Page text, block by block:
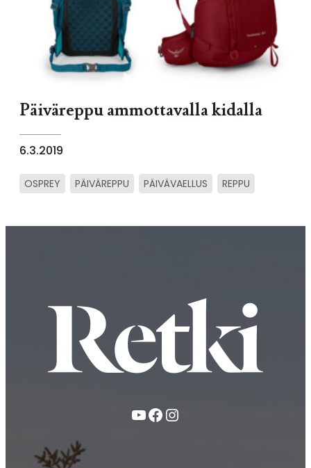
Päiväreppu ammottavalla kidalla
6.3.2019
OSPREY PÄIVÄREPPU PÄIVÄVAELLUS REPPU
YouTube
FacebookInstagram